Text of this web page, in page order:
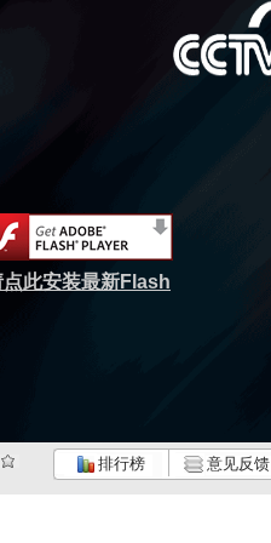
点此安装最新Flash
排行榜 意见反馈